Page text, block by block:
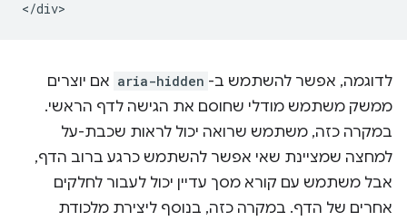
לדוגמה, אפשר להשתמש ב- aria-hidden אם יוצרים
ממשק משתמש מודלי שחוסם את הגישה לדף הראשי.
במקרה כזה, משתמש שרואה יכול לראות שכבת-על
למחצה שמציינת שאי אפשר להשתמש כרגע ברוב הדף,
אבל משתמש עם קורא מסך עדיין יכול לעבור לחלקים
אחרים של הדף. במקרה כזה, בנוסף ליצירת מלכודת